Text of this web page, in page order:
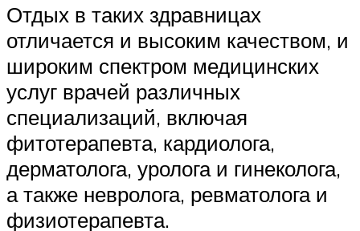
Отдых в таких здравницах
отличается и высоким качеством, и
широким спектром медицинских
услуг врачей различных
специализаций, включая
фитотерапевта, кардиолога,
дерматолога, уролога и гинеколога,
а также невролога, ревматолога и
физиотерапевта.